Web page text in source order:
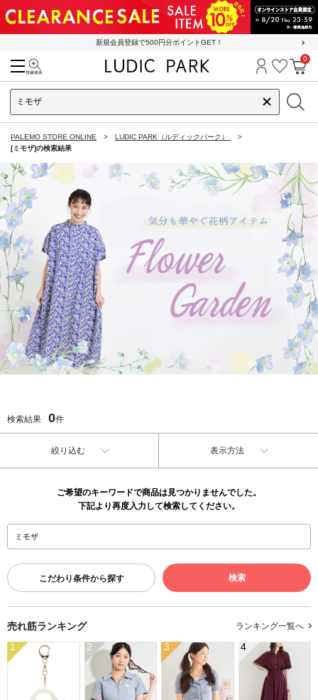
新規会員登録で500円分ポイントGET！
ログイン
お気に
カ
0
PALEMO STORE ONLINE
LUDIC PARK（ルディックパーク）
[ミモザ]の検索結果
検索結果 0件
絞り込む 表示方法
ご希望のキーワードで商品は見つかりませんでした。
下記より再度入力して検索してください。
こだわり条件から探す
売れ筋ランキング ランキング一覧へ
1 2 3 4